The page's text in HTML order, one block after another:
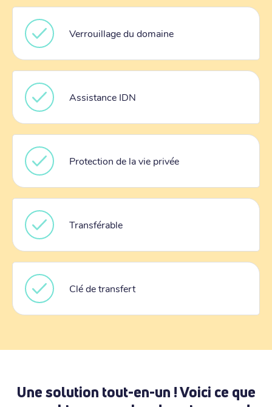
Verrouillage du domaine
Assistance IDN
Protection de la vie privée
Transférable
Clé de transfert
Une solution tout-en-un ! Voici ce que